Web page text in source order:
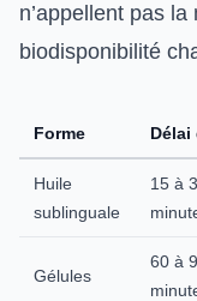
n’appellent pas
biodisponibilité
Forme Délai
Huile
sublinguale
15 à
Gélules
60 à